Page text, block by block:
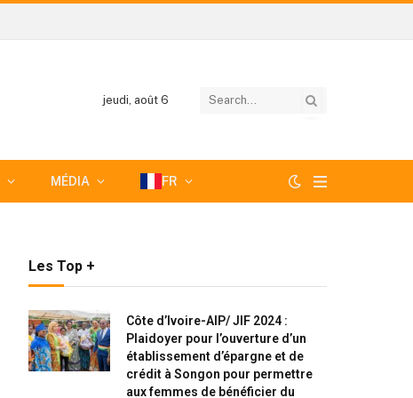
jeudi, août 6
MÉDIA FR
Les Top +
Côte d’Ivoire-AIP/ JIF 2024 :
Plaidoyer pour l’ouverture d’un
établissement d’épargne et de
crédit à Songon pour permettre
aux femmes de bénéficier du